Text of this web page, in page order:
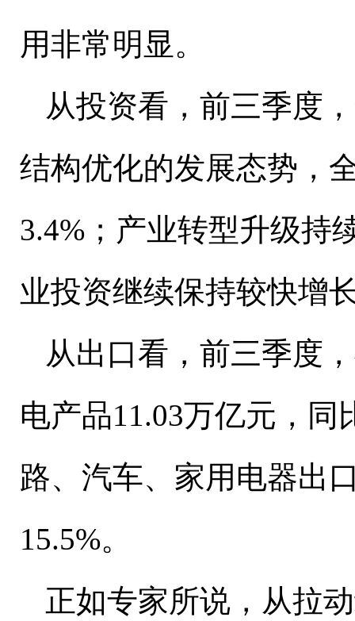
用非常明显。
从投资看，前三季度
结构优化的发展态势，
3.4% ；产业转型升级持
业投资继续保持较快增
从出口看，前三季度
电产品11.03万亿元，同
路、汽车、家用电器出
15.5%。
正如专家所说，从拉